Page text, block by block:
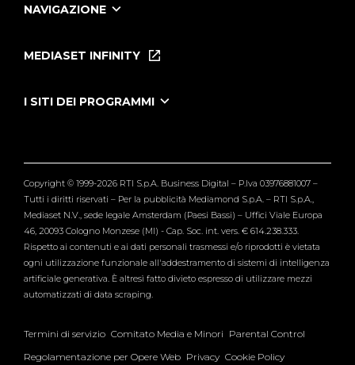
NAVIGAZIONE
Le Iene Presentano Inside
Tutti i servizi
MEDIASET INFINITY
I SITI DEI PROGRAMMI
Verissimo
Copyright © 1999-2026 RTI S.p.A. Business Digital – P.Iva 03976881007 –
Tutti i diritti riservati – Per la pubblicità Mediamond S.p.A. – RTI S.p.A.,
Mediaset N.V., sede legale Amsterdam (Paesi Bassi) – Uffici Viale Europa
46, 20093 Cologno Monzese (MI) - Cap. Soc. int. vers. € 614.238.333.
Rispetto ai contenuti e ai dati personali trasmessi e/o riprodotti è vietata
ogni utilizzazione funzionale all'addestramento di sistemi di intelligenza
artificiale generativa. È altresì fatto divieto espresso di utilizzare mezzi
automatizzati di data scraping.
Termini di servizio Comitato Media e Minori Parental Control
Regolamentazione per Opere Web Privacy Cookie Policy